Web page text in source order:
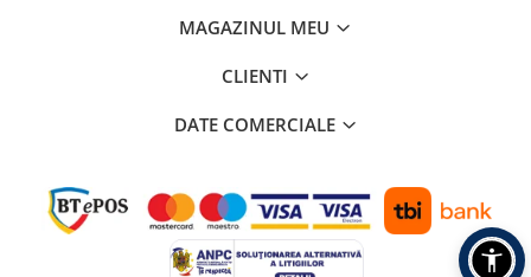
MAGAZINUL MEU
CLIENTI
DATE COMERCIALE